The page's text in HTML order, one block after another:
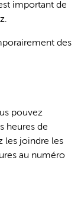
important de
des
pouvez
heures de
les joindre les
au numéro